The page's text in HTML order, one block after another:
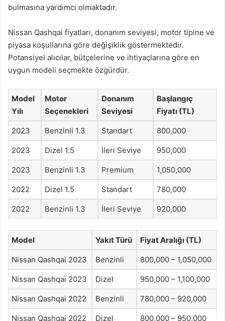
bulmasına yardımcı olmaktadır.
Nissan Qashqai fiyatları, donanım seviyesi, motor tipine ve
piyasa koşullarına göre değişiklik göstermektedir.
Potansiyel alıcılar, bütçelerine ve ihtiyaçlarına göre en
uygun modeli seçmekte özgürdür.
Model
Yılı
Motor
Seçenekleri
Donanım
Seviyesi
Başlangıç
Fiyatı (TL)
2023 Benzinli 1.3 Standart 800,000
2023 Dizel 1.5 İleri Seviye 950,000
2023 Benzinli 1.3 Premium 1,050,000
2022 Dizel 1.5 Standart 780,000
2022 Benzinli 1.3 İleri Seviye 920,000
Model Yakıt Türü Fiyat Aralığı (TL)
Nissan Qashqai 2023 Benzinli 800,000 – 1,050,000
Nissan Qashqai 2023 Dizel 950,000 – 1,100,000
Nissan Qashqai 2022 Benzinli 780,000 – 920,000
Nissan Qashqai 2022 Dizel 800,000 – 950,000